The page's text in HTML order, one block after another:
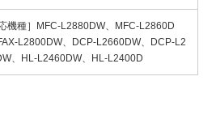
応機種］MFC-L2880DW、MFC-L2860D
L2800DW、DCP-L2660DW、DCP-L2
、HL-L2460DW、HL-L2400D